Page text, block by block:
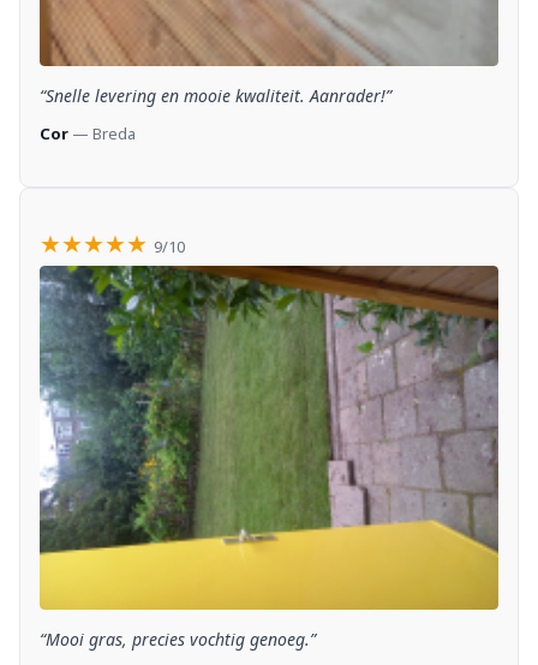
“Snelle levering en mooie kwaliteit. Aanrader!”
Cor — Breda
★★★★★ 9/10
“Mooi gras, precies vochtig genoeg.”